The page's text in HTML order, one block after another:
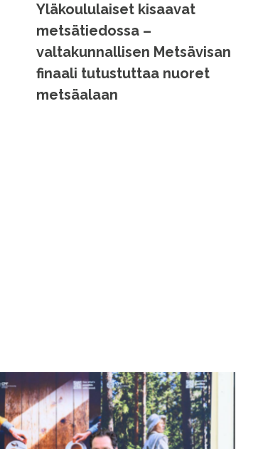
Yläkoululaiset kisaavat
metsätiedossa –
valtakunnallisen Metsävisan
finaali tutustuttaa nuoret
metsäalaan